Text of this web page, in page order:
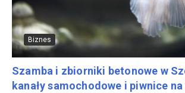
Biznes
Szamba i zbiorniki betonowe w
kanały samochodowe i piwnice